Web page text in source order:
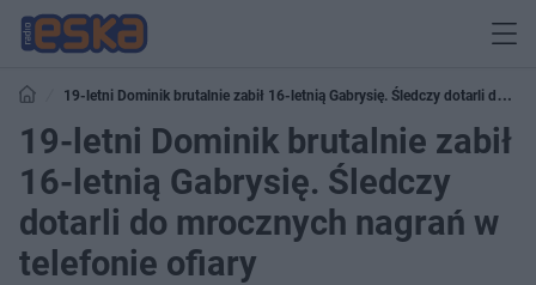
19-letni Dominik brutalnie zabił 16-letnią Gabrysię. Śledczy dotarli do
mrocznych nagrań w telefonie ofiary
19-letni Dominik brutalnie zabił
16-letnią Gabrysię. Śledczy
dotarli do mrocznych nagrań w
telefonie ofiary